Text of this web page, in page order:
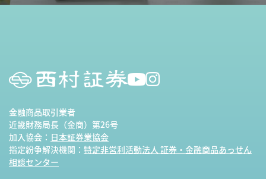
金融商品取引業者
近畿財務局長（金商）第26号
加入協会： 日本証券業協会
指定紛争解決機関： 特定非営利活動法人 証券・金融商品あっせん
相談センター